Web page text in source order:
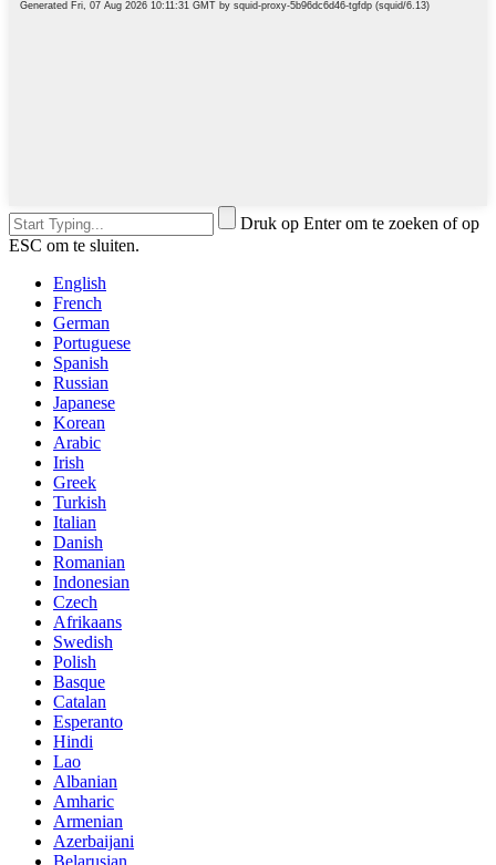
Druk op Enter om te zoeken of op
ESC om te sluiten.
English
French
German
Portuguese
Spanish
Russian
Japanese
Korean
Arabic
Irish
Greek
Turkish
Italian
Danish
Romanian
Indonesian
Czech
Afrikaans
Swedish
Polish
Basque
Catalan
Esperanto
Hindi
Lao
Albanian
Amharic
Armenian
Azerbaijani